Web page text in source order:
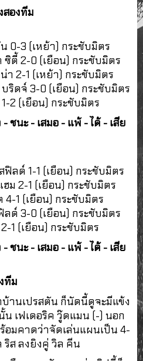
องทีม
0-3 (เหย้า) กระชับมิตร
ตี้ 2-0 (เยือน) กระชับมิตร
2-1 (เหย้า) กระชับมิตร
ริดจ์ 3-0 (เยือน) กระชับมิตร
2 (เยือน) กระชับมิตร
ชนะ - เสมอ - แพ้ - ได้ - เสีย
ลด์ 1-1 (เยือน) กระชับมิตร
ม 2-1 (เยือน) กระชับมิตร
4-1 (เยือน) กระชับมิตร
ลด์ 3-0 (เยือน) กระชับมิตร
1 (เยือน) กระชับมิตร
ชนะ - เสมอ - แพ้ - ได้ - เสีย
ทีม
บ้านเปรสตัน ก็นัดนี้ดูจะมีแข้ง
น เฟเดอริค วู๊ดแมน (-) นอก
มคาดว่าจัดเล่นแผนเป็น 4-
ส ลงยิงคู่ วิล คีน